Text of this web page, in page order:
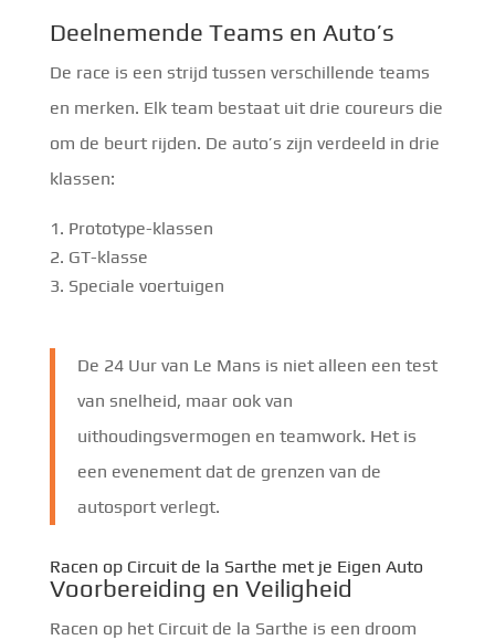
Deelnemende Teams en Auto’s
De race is een strijd tussen verschillende teams
en merken. Elk team bestaat uit drie coureurs die
om de beurt rijden. De auto’s zijn verdeeld in drie
klassen:
Prototype-klassen
GT-klasse
Speciale voertuigen
De 24 Uur van Le Mans is niet alleen een test
van snelheid, maar ook van
uithoudingsvermogen en teamwork. Het is
een evenement dat de grenzen van de
autosport verlegt.
Racen op Circuit de la Sarthe met je Eigen Auto
Voorbereiding en Veiligheid
Racen op het Circuit de la Sarthe is een droom